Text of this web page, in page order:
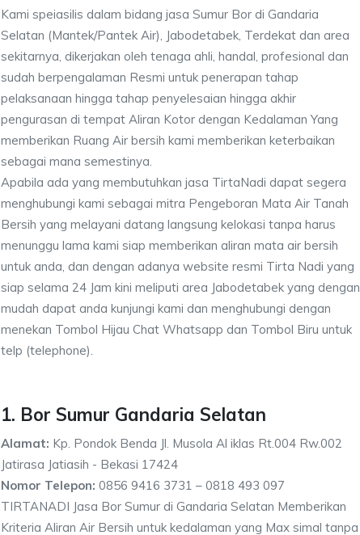
Kami speiasilis dalam bidang jasa Sumur Bor di Gandaria
Selatan (Mantek/Pantek Air), Jabodetabek, Terdekat dan area
sekitarnya, dikerjakan oleh tenaga ahli, handal, profesional dan
sudah berpengalaman Resmi untuk penerapan tahap
pelaksanaan hingga tahap penyelesaian hingga akhir
pengurasan di tempat Aliran Kotor dengan Kedalaman Yang
memberikan Ruang Air bersih kami memberikan keterbaikan
sebagai mana semestinya.
Apabila ada yang membutuhkan jasa TirtaNadi dapat segera
menghubungi kami sebagai mitra Pengeboran Mata Air Tanah
Bersih yang melayani datang langsung kelokasi tanpa harus
menunggu lama kami siap memberikan aliran mata air bersih
untuk anda, dan dengan adanya website resmi Tirta Nadi yang
siap selama 24 Jam kini meliputi area Jabodetabek yang dengan
mudah dapat anda kunjungi kami dan menghubungi dengan
menekan Tombol Hijau Chat Whatsapp dan Tombol Biru untuk
telp (telephone).
1. Bor Sumur Gandaria Selatan
Alamat: Kp. Pondok Benda Jl. Musola Al iklas Rt.004 Rw.002
Jatirasa Jatiasih - Bekasi 17424
Nomor Telepon: 0856 9416 3731 – 0818 493 097
TIRTANADI Jasa Bor Sumur di Gandaria Selatan Memberikan
Kriteria Aliran Air Bersih untuk kedalaman yang Max simal tanpa